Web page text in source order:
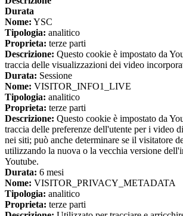
Durata
Nome: YSC
Tipologia: analitico
Proprieta: terze parti
Descrizione: Questo cookie è impostato da
traccia delle visualizzazioni dei video
Durata: Sessione
Nome: VISITOR_INFO1_LIVE
Tipologia: analitico
Proprieta: terze parti
Descrizione: Questo cookie è impostato da
traccia delle preferenze dell'utente per i video
nei siti; può anche determinare se il visitatore
utilizzando la nuova o la vecchia versione
Youtube.
Durata: 6 mesi
Nome: VISITOR_PRIVACY_METADATA
Tipologia: analitico
Proprieta: terze parti